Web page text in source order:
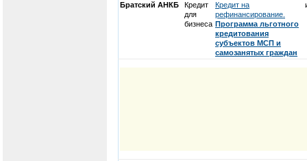
Братский АНКБ
Кредит
для
бизнеса
Кредит на
рефинансирование.
Программа льготного
кредитования
субъектов МСП и
самозанятых граждан